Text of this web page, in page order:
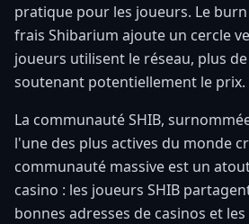
pratique pour les joueurs. Le
frais Shibarium ajoute un cercle
joueurs utilisent le réseau, plus
soutenant potentiellement le prix.
La communauté SHIB,
l'une des plus actives du monde
communauté massive est un
casino : les joueurs SHIB
bonnes adresses de casinos et